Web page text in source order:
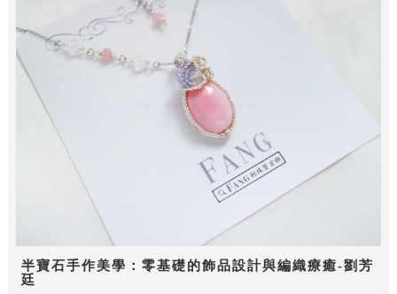
半寶石手作美學：零基礎的飾品設計與編織療癒-劉芳
廷